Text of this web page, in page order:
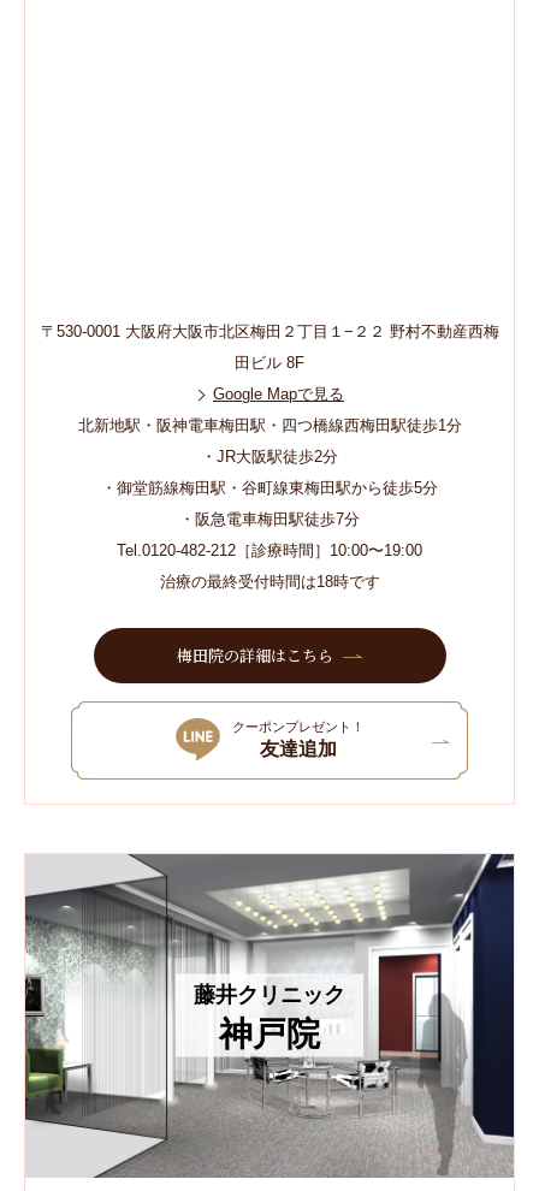
〒530-0001 大阪府大阪市北区梅田２丁目１−２２ 野村不動産西梅
田ビル 8F
Google Mapで見る
北新地駅・阪神電車梅田駅・四つ橋線西梅田駅徒歩1分
・JR大阪駅徒歩2分
・御堂筋線梅田駅・谷町線東梅田駅から徒歩5分
・阪急電車梅田駅徒歩7分
Tel.0120-482-212［診療時間］10:00〜19:00
治療の最終受付時間は18時です
梅田院の詳細はこちら
クーポンプレゼント！
友達追加
藤井クリニック
神戸院